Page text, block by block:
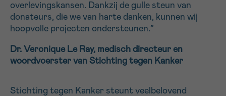
overlevingskansen. Dankzij de gulle steun van
donateurs, die we van harte danken, kunnen wij
hoopvolle projecten ondersteunen.”
Dr. Veronique Le Ray, medisch directeur en
woordvoerster van Stichting tegen Kanker
Stichting tegen Kanker steunt veelbelovend